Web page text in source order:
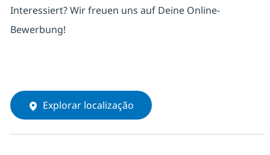
Interessiert? Wir freuen uns auf Deine Online-
Bewerbung!
Explorar localização